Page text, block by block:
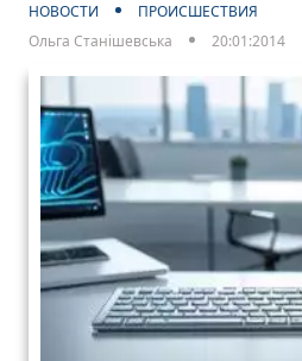
НОВОСТИ
ПРОИСШЕСТВИЯ
Ольга Станішевська
20:01:2014